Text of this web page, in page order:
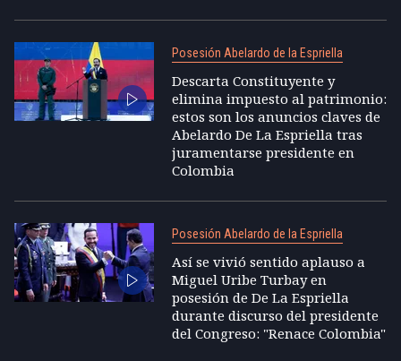
Posesión Abelardo de la Espriella
Descarta Constituyente y
elimina impuesto al patrimonio:
estos son los anuncios claves de
Abelardo De La Espriella tras
juramentarse presidente en
Colombia
Posesión Abelardo de la Espriella
Así se vivió sentido aplauso a
Miguel Uribe Turbay en
posesión de De La Espriella
durante discurso del presidente
del Congreso: "Renace Colombia"